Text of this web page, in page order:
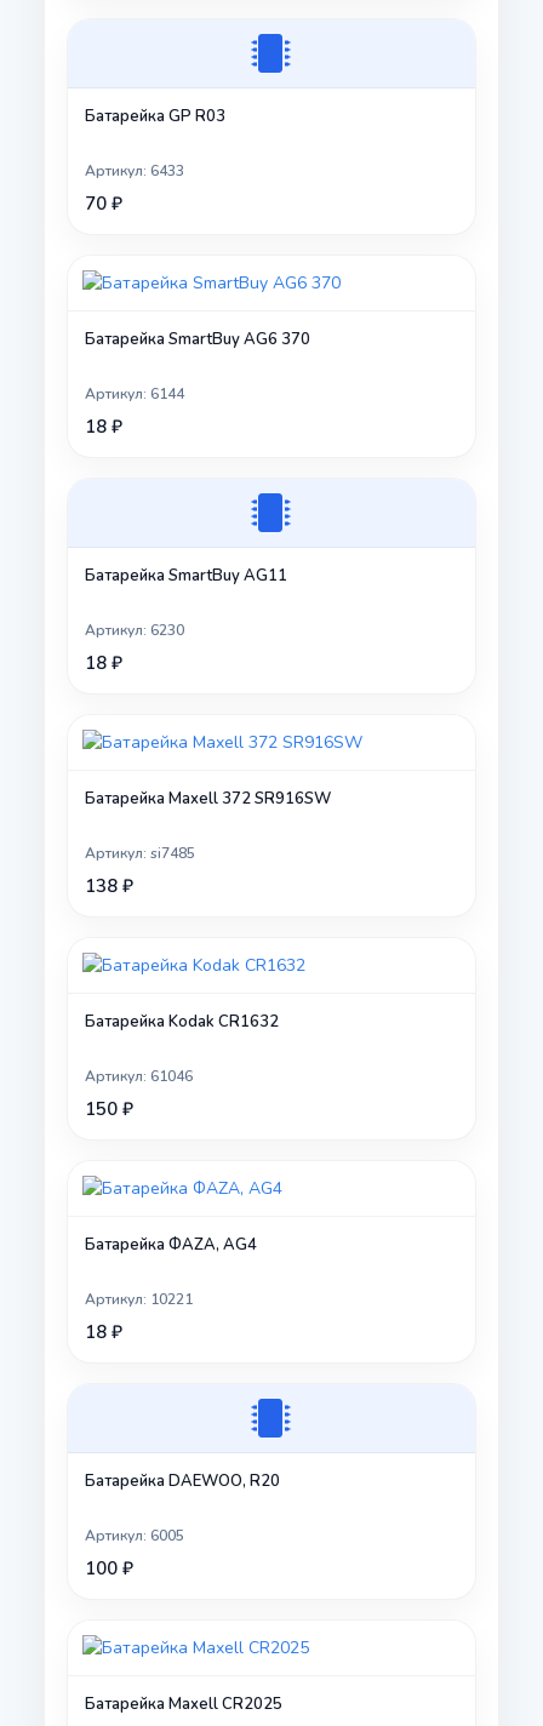
Батарейка GP R03
Артикул: 6433
70 ₽
Батарейка SmartBuy AG6 370
Артикул: 6144
18 ₽
Батарейка SmartBuy AG11
Артикул: 6230
18 ₽
Батарейка Maxell 372 SR916SW
Артикул: si7485
138 ₽
Батарейка Kodak CR1632
Артикул: 61046
150 ₽
Батарейка ФAZA, AG4
Артикул: 10221
18 ₽
Батарейка DAEWOO, R20
Артикул: 6005
100 ₽
Батарейка Maxell CR2025